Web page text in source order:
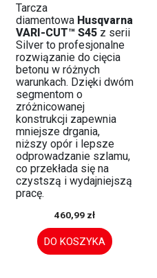
Tarcza
diamentowa Husqvarna
VARI-CUT™ S45z serii
Silver to profesjonalne
rozwiązanie do cięcia
betonu w różnych
warunkach. Dzięki dwóm
segmentom o
zróżnicowanej
konstrukcji zapewnia
mniejsze drgania,
niższy opór i lepsze
odprowadzanie szlamu,
co przekłada się na
czystszą i wydajniejszą
pracę.
460,99 zł
DO KOSZYKA